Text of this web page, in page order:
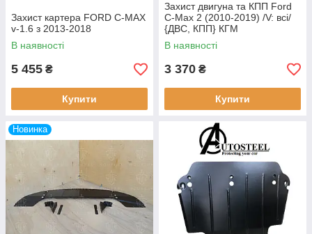
Захист картера FORD C-MAX
v-1.6 з 2013-2018
В наявності
5 455 ₴
Купити
Захист двигуна та КПП Ford
C-Max 2 (2010-2019) /V: всі/
{ДВС, КПП} КГМ
В наявності
3 370 ₴
Купити
Новинка